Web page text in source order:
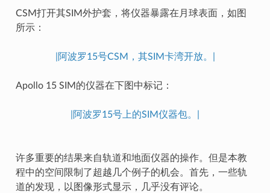
CSM打开其SIM外护套，将仪器暴露在月球表面，如图
所示：
|阿波罗15号CSM，其SIM卡湾开放。|
Apollo 15 SIM的仪器在下图中标记：
|阿波罗15号上的SIM仪器包。|
许多重要的结果来自轨道和地面仪器的操作。但是本教
程中的空间限制了超越几个例子的机会。首先，一些轨
道的发现，以图像形式显示，几乎没有评论。